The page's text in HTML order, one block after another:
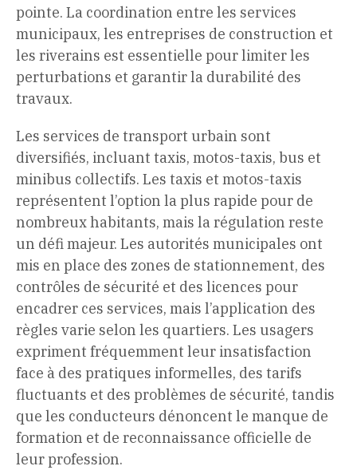
pointe. La coordination entre les services
municipaux, les entreprises de construction et
les riverains est essentielle pour limiter les
perturbations et garantir la durabilité des
travaux.
Les services de transport urbain sont
diversifiés, incluant taxis, motos-taxis, bus et
minibus collectifs. Les taxis et motos-taxis
représentent l’option la plus rapide pour de
nombreux habitants, mais la régulation reste
un défi majeur. Les autorités municipales ont
mis en place des zones de stationnement, des
contrôles de sécurité et des licences pour
encadrer ces services, mais l’application des
règles varie selon les quartiers. Les usagers
expriment fréquemment leur insatisfaction
face à des pratiques informelles, des tarifs
fluctuants et des problèmes de sécurité, tandis
que les conducteurs dénoncent le manque de
formation et de reconnaissance officielle de
leur profession.